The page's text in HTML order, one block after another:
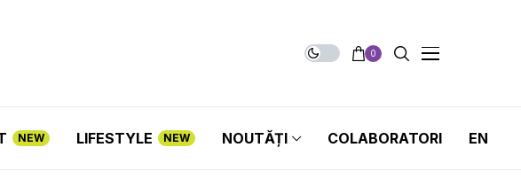
0
NEW LIFESTYLE NEW NOUTĂȚI COLABORATORI EN